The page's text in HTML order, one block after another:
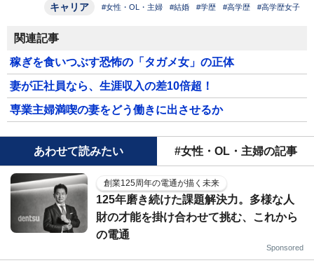
キャリア #女性・OL・主婦 #結婚 #学歴 #高学歴 #高学歴女子
関連記事
稼ぎを食いつぶす恐怖の「タガメ女」の正体
妻が正社員なら、生涯収入の差10倍超！
専業主婦満喫の妻をどう働きに出させるか
あわせて読みたい #女性・OL・主婦の記事
創業125周年の電通が描く未来
125年磨き続けた課題解決力。多様な人
財の才能を掛け合わせて挑む、これから
の電通
Sponsored